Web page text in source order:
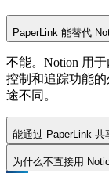
PaperLink 能替代
不能。Notion 用
控制和追踪功能的
途不同。
能通过 PaperLink 共
不能直接共享。
为什么不直接用